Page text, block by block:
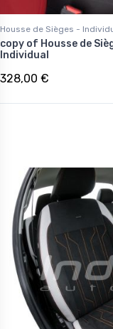
Housse de Sièges -
copy of Housse de
Individual
328,00 €